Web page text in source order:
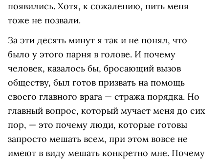
появились. Хотя, к сожалению, пить меня
тоже не позвали.
За эти десять минут я так и не понял, что
было у этого парня в голове. И почему
человек, казалось бы, бросающий вызов
обществу, был готов призвать на помощь
своего главного врага — стража порядка. Но
главный вопрос, который мучает меня до сих
пор, — это почему люди, которые готовы
запросто мешать всем, при этом вовсе не
имеют в виду мешать конкретно мне. Почему